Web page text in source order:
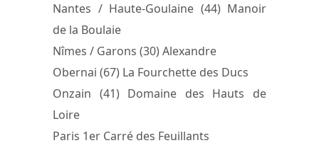
Nantes / Haute-Goulaine (44) Manoir
de la Boulaie
Nîmes / Garons (30) Alexandre
Obernai (67) La Fourchette des Ducs
Onzain (41) Domaine des Hauts de
Loire
Paris 1er Carré des Feuillants